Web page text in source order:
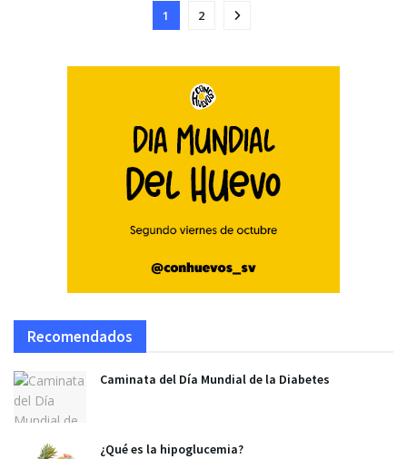
1 2
Recomendados
Caminata del Día Mundial de la Diabetes
¿Qué es la hipoglucemia?